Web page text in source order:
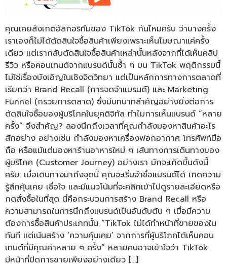
คุณเคยสังเกตอัลกอริทึมของ TikTok กันไหมครับ ว่าบางครั้ง
เราเองก็ไม่ได้ตัดสินใจซื้อสินค้าเพียงเพราะเห็นโฆษณาแค่ครั้ง
เดียว แต่เรากลับตัดสินใจซื้อสินค้าเหล่านั้นหลังจากที่ได้เห็นคลิป
รีวิว หรือคอนเทนต์จากแบรนด์นั้นซ้ำ ๆ บน TikTok พฤติกรรมนี้
ไม่ใช่เรื่องบังเอิญในเชิงจิตวิทยา แต่เป็นหลักการทางการตลาดที่
เรียกว่า Brand Recall (การจดจำแบรนด์) และ Marketing
Funnel (กรวยการตลาด) ซึ่งมีบทบาทสำคัญอย่างยิ่งต่อการ
ตัดสินใจซื้อของผู้บริโภคในยุคดิจิทัล ทำไมการเห็นแบรนด์ “หลาย
ครั้ง” จึงสำคัญ? ลองนึกถึงเวลาที่คุณกำลังมองหาสินค้าอะไร
สักอย่าง อย่างเช่น กำลังมองหาเครื่องฟอกอากาศ โทรศัพท์มือ
ถือ หรือแม้แต่มองหาร้านอาหารใหม่ ๆ เส้นทางการเดินทางของ
ผู้บริโภค (Customer Journey) อย่างเรา มักจะเกิดขึ้นดังนี้
ครับ: เมื่อเดินทางมาถึงจุดนี้ คุณจะเริ่มจำชื่อแบรนด์ได้ เกิดความ
รู้สึกคุ้นเคย เชื่อใจ และมีแนวโน้มที่จะคลิกเข้าไปดูรายละเอียดหรือ
กดสั่งซื้อในที่สุด นี่คือกระบวนการสร้าง Brand Recall หรือ
ความสามารถในการนึกถึงแบรนด์เป็นอันดับต้น ๆ เมื่อมีความ
ต้องการซื้อสินค้าประเภทนั้น “TikTok ไม่ได้ทำหน้าที่ขายของใน
ทันที แต่เน้นสร้าง ‘ความคุ้นเคย’ จากการที่ผู้บริโภคได้เห็นคอน
เทนต์ที่มีคุณค่าหลาย ๆ ครั้ง” หลายคนอาจเข้าใจว่า TikTok
มีหน้าที่ปิดการขายเพียงอย่างเดียว […]